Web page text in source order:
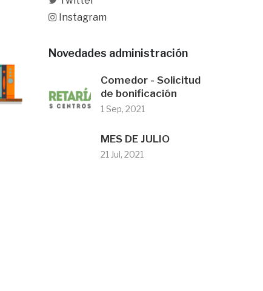
Instagram
Novedades administración
Comedor - Solicitud
de bonificación
1 Sep, 2021
MES DE JULIO
21 Jul, 2021